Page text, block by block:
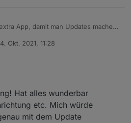
Thread:
App, damit man Updates machen
alles geht über LAN.
Okt. 2021, 11:28
von
Hat alles wunderbar
etc. Mich würde
mit dem Update